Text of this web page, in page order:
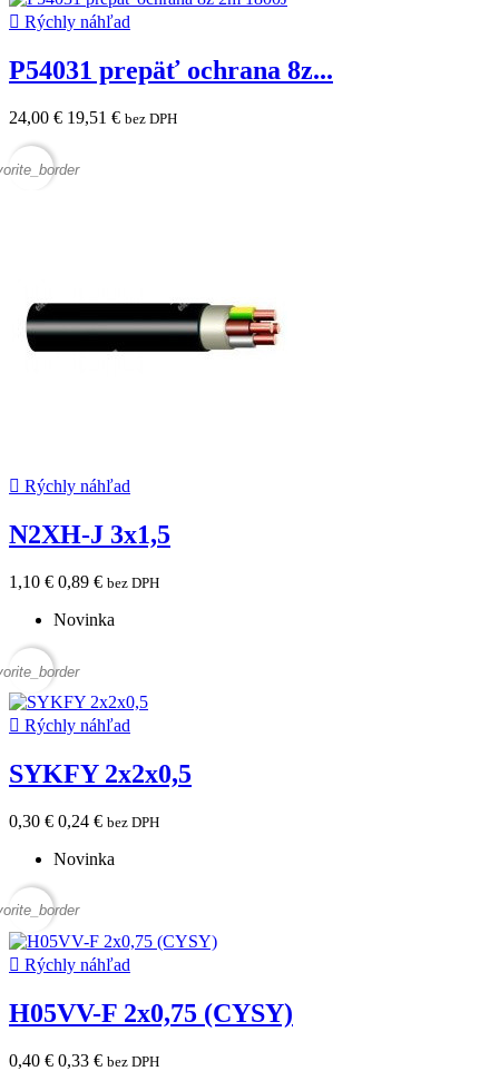
 Rýchly náhľad
P54031 prepäť ochrana 8z...
24,00 € 19,51 € bez DPH
 Rýchly náhľad
N2XH-J 3x1,5
1,10 € 0,89 € bez DPH
Novinka
 Rýchly náhľad
SYKFY 2x2x0,5
0,30 € 0,24 € bez DPH
Novinka
 Rýchly náhľad
H05VV-F 2x0,75 (CYSY)
0,40 € 0,33 € bez DPH